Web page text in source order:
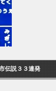
伝説３３連発